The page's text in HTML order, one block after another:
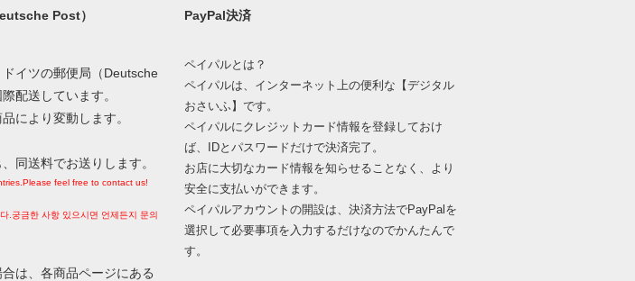
Post）
イツの郵便局（Deutsche
配送しています。
により変動します。
同送料でお送りします。
feel free to contact us!
.궁금한 사항 있으시면 언제든지 문의
は、各商品ページにある
PayPal決済
ペイパルとは？
ペイパルは、インターネット上の便利な【デジタル
おさいふ】です。
ペイパルにクレジットカード情報を登録しておけ
ば、IDとパスワードだけで決済完了。
お店に大切なカード情報を知らせることなく、より
安全に支払いができます。
ペイパルアカウントの開設は、決済方法でPayPalを
選択して必要事項を入力するだけなのでかんたんで
す。